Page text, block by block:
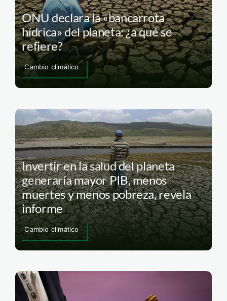
ONU declara la «bancarrota
hídrica» del planeta: ¿a qué se
refiere?
Cambio climático
Invertir en la salud del planeta
generaría mayor PIB, menos
muertes y menos pobreza, revela
informe
Cambio climático